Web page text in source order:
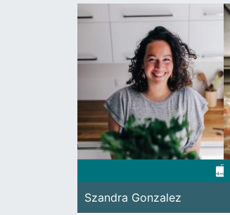
Szandra Gonzalez